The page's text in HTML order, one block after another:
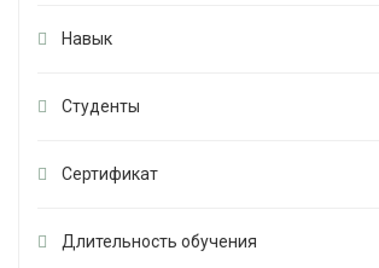
Навык
Студенты
Сертификат
Длительность обучения